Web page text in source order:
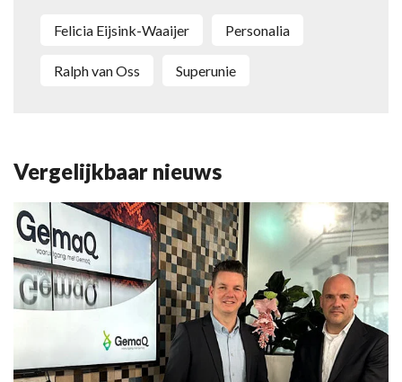
Felicia Eijsink-Waaijer personalia
Ralph van Oss Superunie
Vergelijkbaar nieuws